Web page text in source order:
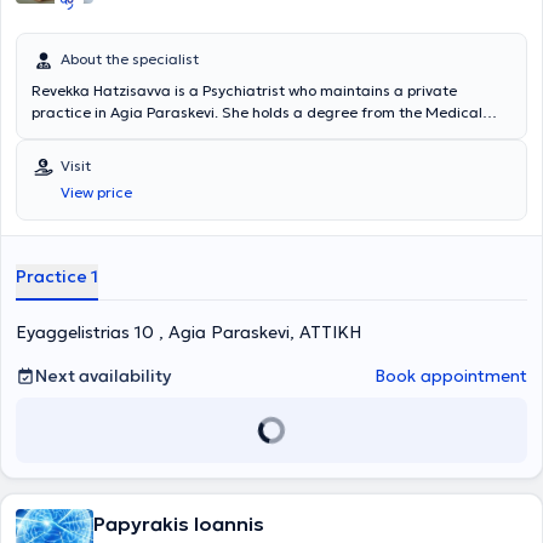
About the specialist
Revekka Hatzisavva is a Psychiatrist who maintains a private
practice in Agia Paraskevi. She holds a degree from the Medical
Clinic of the General Thoracic Diseases Hospital "Sotiria."
Additionally, she has specialized in Systemic Family Therapy. Finally,
with extensive experience in the field, the doctor aims for the prompt
and effective treatment of various psychiatric disorders, such as
biosynthesis technique.
Visit
View price
Practice 1
Eyaggelistrias 10 , Agia Paraskevi, ΑΤΤΙΚΗ
Next availability
Book appointment
Papyrakis Ioannis